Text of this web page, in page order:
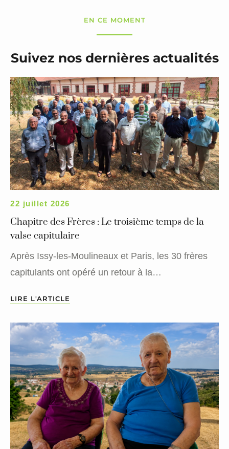
EN CE MOMENT
Suivez nos dernières actualités
22 juillet 2026
Chapitre des Frères : Le troisième temps de la
valse capitulaire
Après Issy-les-Moulineaux et Paris, les 30 frères
capitulants ont opéré un retour à la…
LIRE L'ARTICLE